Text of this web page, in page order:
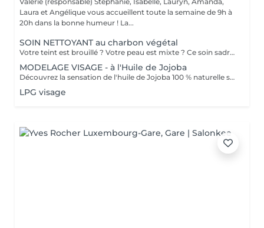
Laura et Angélique vous accueillent toute la semaine de 9h à
20h dans la bonne humeur ! La...
SOIN NETTOYANT au charbon végétal
Votre teint est brouillé ? Votre peau est mixte ? Ce soin sadresse à vous. Votre peau est nettoyée par une exfoliation douce, sous vapeur, complétée par une extraction des comédons. Pour finir, lapplication dun masque purifie la zone médiane (front, nez, menton), et hydrate le reste de votre visage. Detoxifié et hydraté, votre visage retrouve un teint unifié et lumineux. Bénéfices : Detoxifié et hydraté, votre visage retrouve un teint unifié et lumineux.
MODELAGE VISAGE - à l'Huile de Jojoba
Découvrez la sensation de l'huile de Jojoba 100 % naturelle sur votre peau. Nourrie, votre peau retrouve tout son confort. Libéré de ses tensions grâce aux mains habiles de notre esthéticienne, votre visage est détendu. Bénéfices : Nourrie, votre peau retrouve tout son confort.
LPG visage